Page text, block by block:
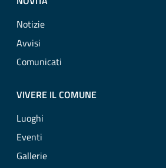
Notizie
Avvisi
Comunicati
VIVERE IL COMUNE
Luoghi
Eventi
Gallerie